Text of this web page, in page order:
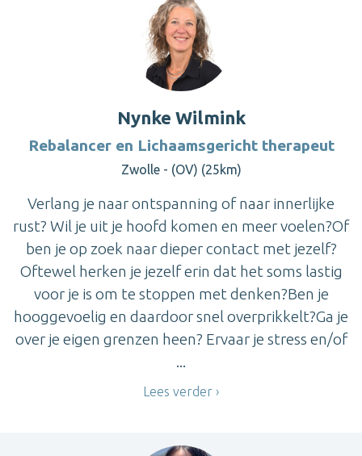
Nynke Wilmink
Rebalancer en Lichaamsgericht therapeut
Zwolle - (OV) (25km)
Verlang je naar ontspanning of naar innerlijke
rust? Wil je uit je hoofd komen en meer voelen?Of
ben je op zoek naar dieper contact met jezelf?
Oftewel herken je jezelf erin dat het soms lastig
voor je is om te stoppen met denken?Ben je
hooggevoelig en daardoor snel overprikkelt?Ga je
over je eigen grenzen heen? Ervaar je stress en/of
...
Lees verder